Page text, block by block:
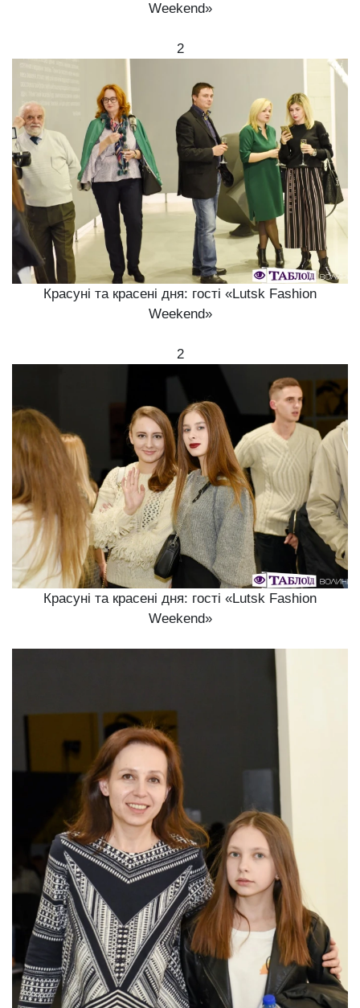
Weekend»
2
Красуні та красені дня: гості «Lutsk Fashion
Weekend»
2
Красуні та красені дня: гості «Lutsk Fashion
Weekend»